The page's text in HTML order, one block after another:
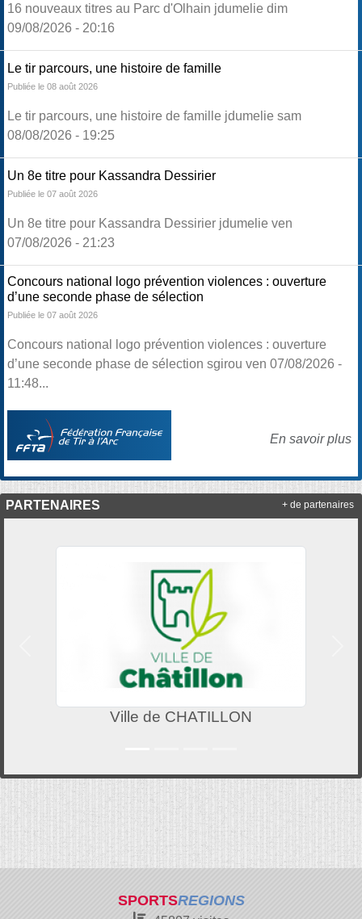
16 nouveaux titres au Parc d'Olhain jdumelie dim
09/08/2026 - 20:16
Le tir parcours, une histoire de famille
Publiée le 08 août 2026
Le tir parcours, une histoire de famille jdumelie sam
08/08/2026 - 19:25
Un 8e titre pour Kassandra Dessirier
Publiée le 07 août 2026
Un 8e titre pour Kassandra Dessirier jdumelie ven
07/08/2026 - 21:23
Concours national logo prévention violences : ouverture
d’une seconde phase de sélection
Publiée le 07 août 2026
Concours national logo prévention violences : ouverture
d’une seconde phase de sélection sgirou ven 07/08/2026 -
11:48...
En savoir plus
PARTENAIRES
Ville de CHATILLON
+ de partenaires
SPORTSREGIONS